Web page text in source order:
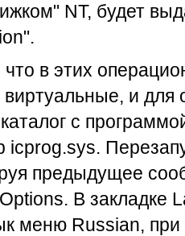
NT, будет
в этих
и для
с
icprog.sys.
предыдущее
В закладке
меню Russian, при